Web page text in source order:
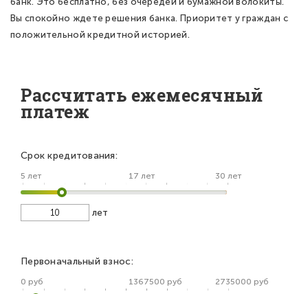
Вы спокойно ждете решения банка. Приоритет у граждан с
положительной кредитной историей.
Рассчитать ежемесячный
платеж
Срок кредитования:
5 лет 17 лет 30 лет
лет
Первоначальный взнос:
0 руб 1367500 руб 2735000 руб